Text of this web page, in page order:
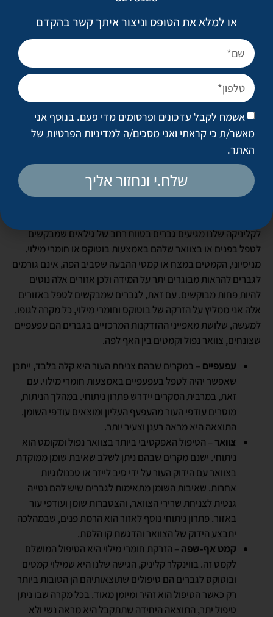
טאבו
לקליניקה שלנו מגיעים גברים בטווח רחב של גילאים שמבקשים
לטפל בפנים או בצוואר שלהם באמצעות בוטוקס או חומרי מילוי.
מניסיוני, הקמטים במצח או קמטי ההבעה שסביב הפה, אינם גורמים
לגברים להראות מבוגרים יתר על המידה ולכן אזורים אלה נוטים
להיות פחות מבוקשים. עם זאת, לגברים שמבקשים לטפל באזורים
אלה אני ממליץ על הזרקה של בוטוקס וחומרי מילוי, כל מקרה לגופו.
למעשה, שלושת מאפייני ההזדקנות המרכזיים בגברים הם עפעפיים
שצונחים, צוואר נפול וקמטים בין האף לפה.
עפעפיים – במקרים שבהם צניחת העור היא קלה בלבד, ייתכן
שאפשר יהיה לטפל בעפעפיים באמצעות חומרי מילוי. עם
זאת, במרבית המקרים יידרש פתרון ניתוחי. במהלך הניתוח,
מוסרים עודפי העור מהעפעף העליון ומוצאים עודפי השומן.
התוצאה היא מראה רענן וצעיר יותר.
צוואר– הטיפול האפקטיבי ביותר בצוואר נפול ומקומט הוא
ניתוחי. ישנם מקרים שבהם ניתן לשלב שאיבת שומן ממוקדת
בצוואר עם הידוק העור על ידי סיב לייזר או טכנולוגיות
אחרות. שאיבות השומן מתאימות לגברים שיש להם נטייה
גנטית לצניחת שרירי הצוואר, והצטברות שומן ועודפי עור
באזור. פתרון ניתוחי נוסף לאזור הוא הרמת פנים, שבמהלכה
יתבצע הידוק של הצוואר והדגשת קו הלסת.
קמט אף-שפה – הזרקת חומרי מילוי היא הטיפול המושלם
לקמט זה. בווינקלר קליניק, הגישה שלנו היא שמילוי קמטים
ובוטוקס לגברים הם טיפולים שתוצאותיהם הן הטובות ביותר
רק כאשר הטיפול הוא זהיר ומיומן מאוד. בכל מקרה שבו ניתן
טיפול יתר, התוצאה היחידה שתתקבל היא מראה נשי ולא
או למלא את הטופס וניצור איתך קשר בהקדם
אשמח לקבל עדכונים ופרסומים מדי פעם. בנוסף אני
מאשר/ת כי קראתי ואני מסכים/ה למדיניות הפרטיות של
האתר.
שלח.י ונחזור אליך